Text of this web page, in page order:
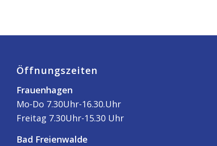
Öffnungszeiten
Frauenhagen
Mo-Do 7.30Uhr-16.30.Uhr
Freitag 7.30Uhr-15.30 Uhr
Bad Freienwalde